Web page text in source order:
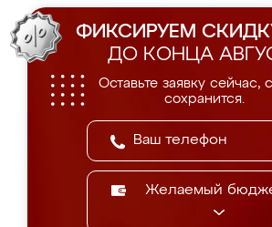
ФИКСИРУЕМ
ДО КОНЦА
Оставьте заявку сейчас,
сохранится.
Желаемый